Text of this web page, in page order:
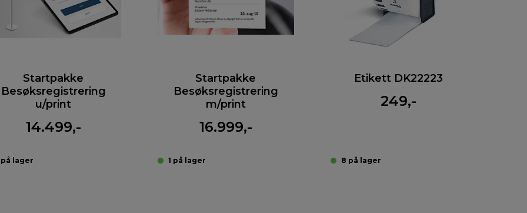
Startpakke
Besøksregistrering
u/print
14.499,-
på lager
Startpakke
Besøksregistrering
m/print
16.999,-
1 på lager
Etikett DK22223
249,-
8 på lager